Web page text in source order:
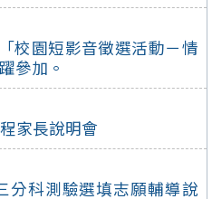
校園短影音徵選活動－情
參加。
家長說明會
分科測驗選填志願輔導說